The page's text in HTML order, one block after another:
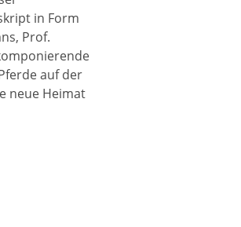
in Form
Prof.
auf der
neue Heimat